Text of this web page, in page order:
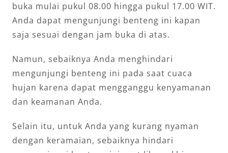
buka mulai pukul 08.00 hingga pukul 17.00 WIT.
Anda dapat mengunjungi benteng ini kapan
saja sesuai dengan jam buka di atas.
Namun, sebaiknya Anda menghindari
mengunjungi benteng ini pada saat cuaca
hujan karena dapat mengganggu kenyamanan
dan keamanan Anda.
Selain itu, untuk Anda yang kurang nyaman
dengan keramaian, sebaiknya hindari